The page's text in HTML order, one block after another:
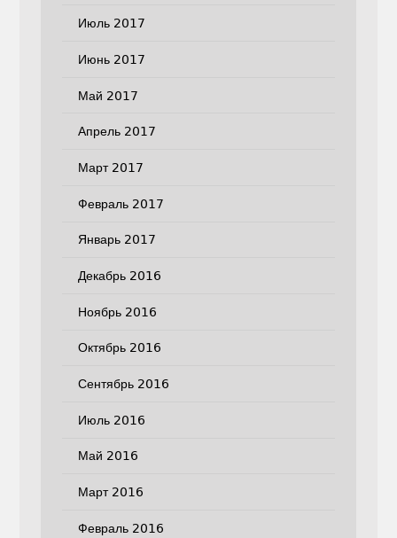
Июль 2017
Июнь 2017
Май 2017
Апрель 2017
Март 2017
Февраль 2017
Январь 2017
Декабрь 2016
Ноябрь 2016
Октябрь 2016
Сентябрь 2016
Июль 2016
Май 2016
Март 2016
Февраль 2016